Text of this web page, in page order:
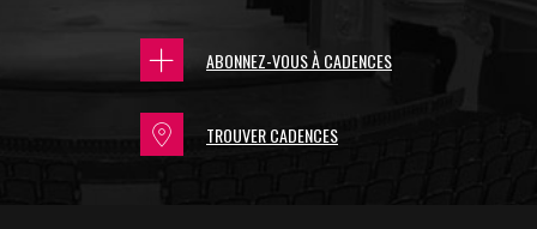
ABONNEZ-VOUS À CADENCES
TROUVER CADENCES